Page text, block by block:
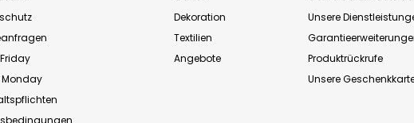
Monday
Dekoration
Textilien
Angebote
Unsere
Produktrückrufe
Unsere